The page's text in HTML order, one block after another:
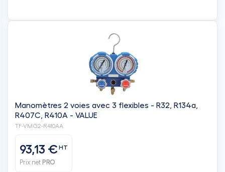
Manomètres 2 voies avec 3 flexibles - R32, R134a,
R407C, R410A - VALUE
TF-VMG2-R410AA
93,13 €HT
Prix net PRO